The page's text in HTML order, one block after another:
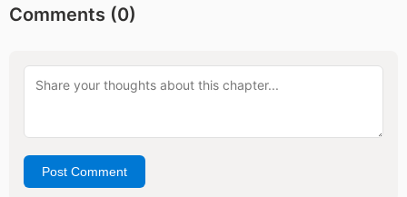
Comments (0)
Post Comment